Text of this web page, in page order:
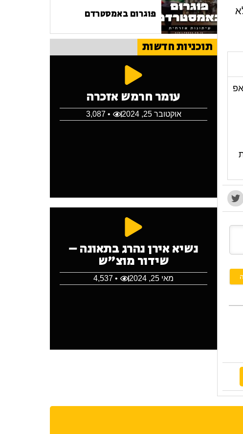
פוגרום באמסטרדם
תוכניות חדשות
עומר חרמש אזכרה
אוקטובר 25, 2024 • 3,087
נשיא אירן נהרג בתאונה –
שידור מוצ"ש
מאי 25, 2024 • 4,537